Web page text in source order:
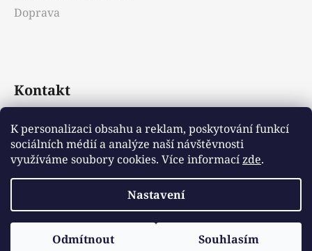
K personalizaci obsahu a reklam, poskytování funkcí
sociálních médií a analýze naší návštěvnosti
využíváme soubory cookies. Více informacízde.
Nastavení
Odmítnout Souhlasím
Doprava
Kontakt
info@emotys.cz
+421903231812
Vytvořil Shoptet
Copyright 2026
. Všechna práva